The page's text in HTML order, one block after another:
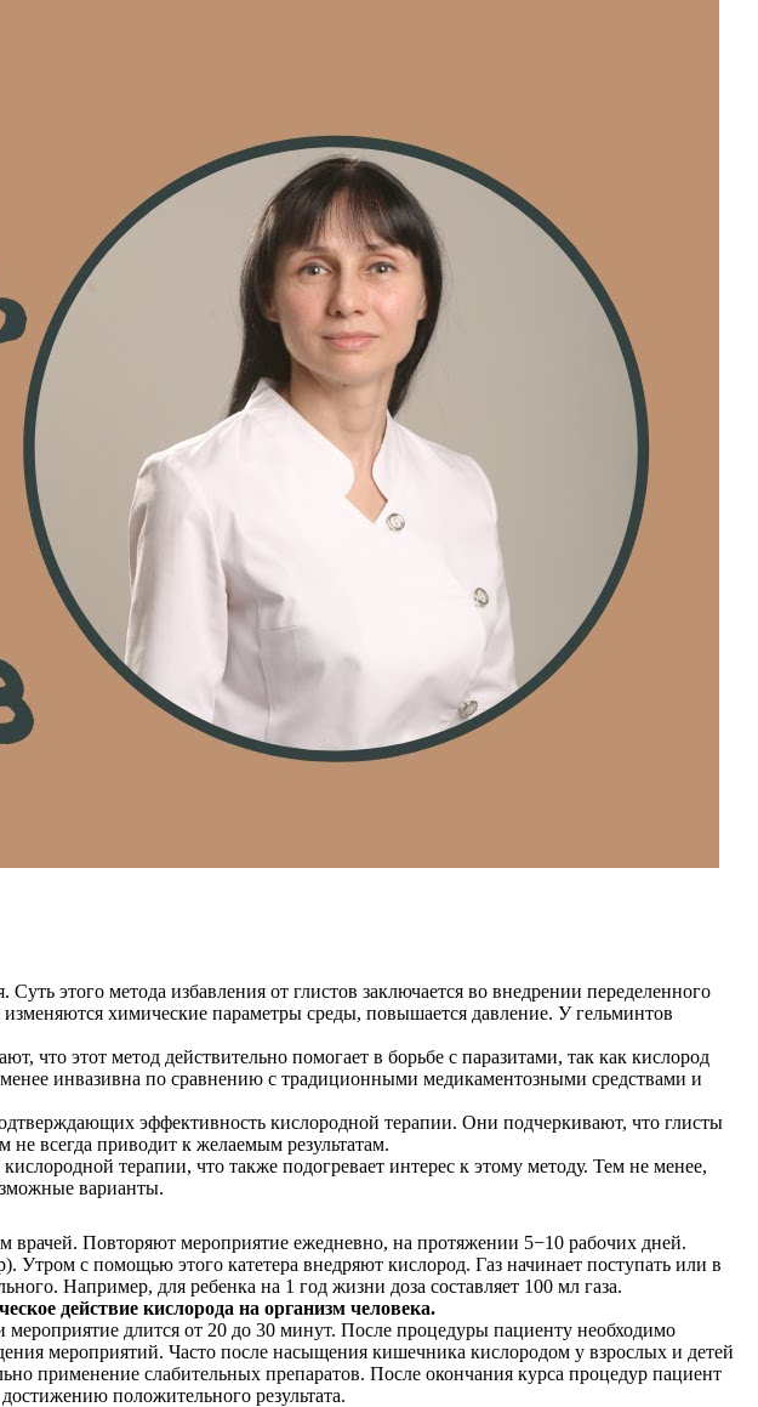
этого метода избавления от глистов заключается во внедрении переделенного
химические параметры среды, повышается давление. У гельминтов
этот метод действительно помогает в борьбе с паразитами, так как кислород
инвазивна по сравнению с традиционными медикаментозными средствами и
эффективность кислородной терапии. Они подчеркивают, что глисты
всегда приводит к желаемым результатам.
терапии, что также подогревает интерес к этому методу. Тем не менее,
варианты.
Повторяют мероприятие ежедневно, на протяжении 5−10 рабочих дней.
с помощью этого катетера внедряют кислород. Газ начинает поступать или в
Например, для ребенка на 1 год жизни доза составляет 100 мл газа.
действие кислорода на организм человека.
длится от 20 до 30 минут. После процедуры пациенту необходимо
мероприятий. Часто после насыщения кишечника кислородом у взрослых и детей
применение слабительных препаратов. После окончания курса процедур пациент
положительного результата.